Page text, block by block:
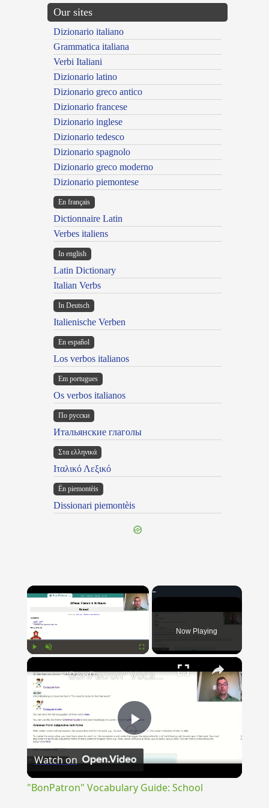
Our sites
Dizionario italiano
Grammatica italiana
Verbi Italiani
Dizionario latino
Dizionario greco antico
Dizionario francese
Dizionario inglese
Dizionario tedesco
Dizionario spagnolo
Dizionario greco moderno
Dizionario piemontese
En français
Dictionnaire Latin
Verbes italiens
In english
Latin Dictionary
Italian Verbs
In Deutsch
Italienische Verben
En español
Los verbos italianos
Em portugues
Os verbos italianos
По русски
Итальянские глаголы
Στα ελληνικά
Ιταλικό Λεξικό
Ën piemontèis
Dissionari piemontèis
×
Now Playing
×
Play
"BonPatron" Vocabulary Guide: School
Watch on
"BonPatron" Vocabulary Guide: School